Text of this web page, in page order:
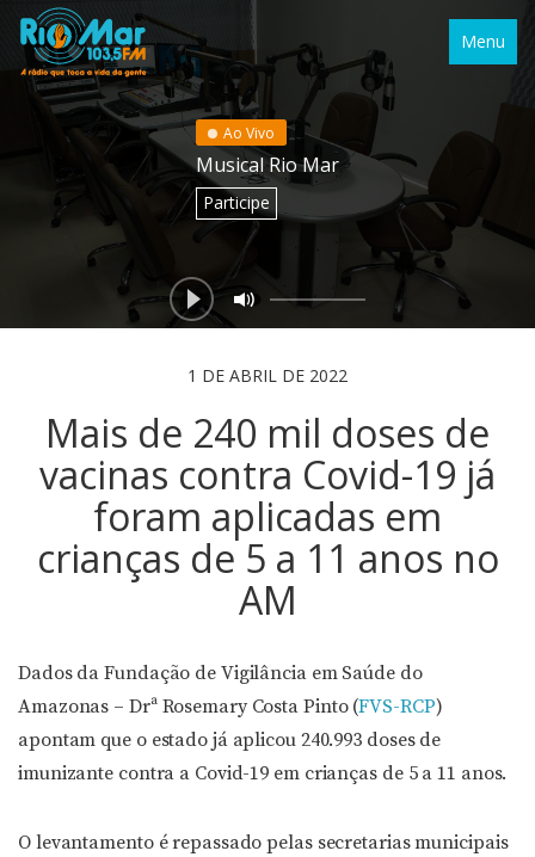
Menu
Ao Vivo
Musical Rio Mar
Participe
1 DE ABRIL DE 2022
Mais de 240 mil doses de
vacinas contra Covid-19 já
foram aplicadas em
crianças de 5 a 11 anos no
AM
Dados da Fundação de Vigilância em Saúde do
Amazonas – Drª Rosemary Costa Pinto (FVS-RCP)
apontam que o estado já aplicou 240.993 doses de
imunizante contra a Covid-19 em crianças de 5 a 11 anos.
O levantamento é repassado pelas secretarias municipais